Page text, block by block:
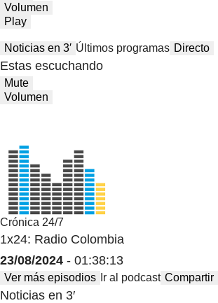
Volumen
Play
Noticias en 3′ Últimos programas Directo
Estas escuchando
Mute
Volumen
Crónica 24/7
1x24: Radio Colombia
23/08/2024 - 01:38:13
Ver más episodios Ir al podcast Compartir
Noticias en 3′